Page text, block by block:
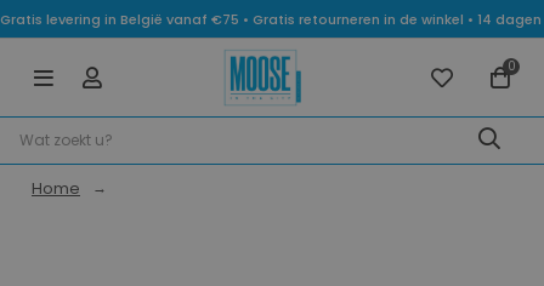
Gratis levering in België vanaf €75 • Gratis retourneren in de winkel • 14
0
Home